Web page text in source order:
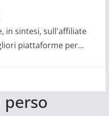
in sintesi, sull'affiliate
piattaforme per...
perso